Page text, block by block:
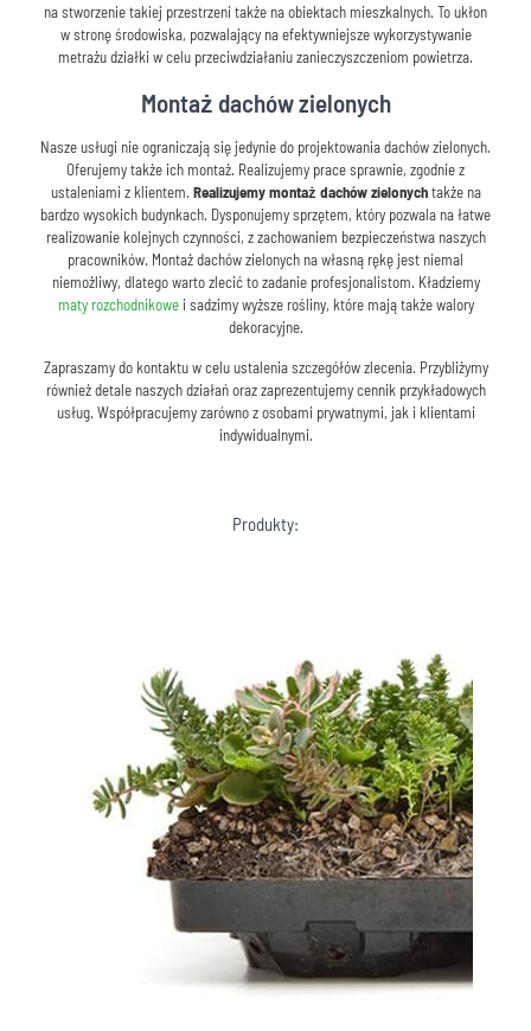
na stworzenie takiej przestrzeni także na obiektach mieszkalnych. To ukłon
w stronę środowiska, pozwalający na efektywniejsze wykorzystywanie
metrażu działki w celu przeciwdziałaniu zanieczyszczeniom powietrza.
Montaż dachów zielonych
Nasze usługi nie ograniczają się jedynie do projektowania dachów zielonych.
Oferujemy także ich montaż. Realizujemy prace sprawnie, zgodnie z
ustaleniami z klientem. Realizujemy montaż dachów zielonychtakże na
bardzo wysokich budynkach. Dysponujemy sprzętem, który pozwala na łatwe
realizowanie kolejnych czynności, z zachowaniem bezpieczeństwa naszych
pracowników. Montaż dachów zielonych na własną rękę jest niemal
niemożliwy, dlatego warto zlecić to zadanie profesjonalistom. Kładziemy
maty rozchodnikowei sadzimy wyższe rośliny, które mają także walory
dekoracyjne.
Zapraszamy do kontaktu w celu ustalenia szczegółów zlecenia. Przybliżymy
również detale naszych działań oraz zaprezentujemy cennik przykładowych
usług. Współpracujemy zarówno z osobami prywatnymi, jak i klientami
indywidualnymi.
Produkty: